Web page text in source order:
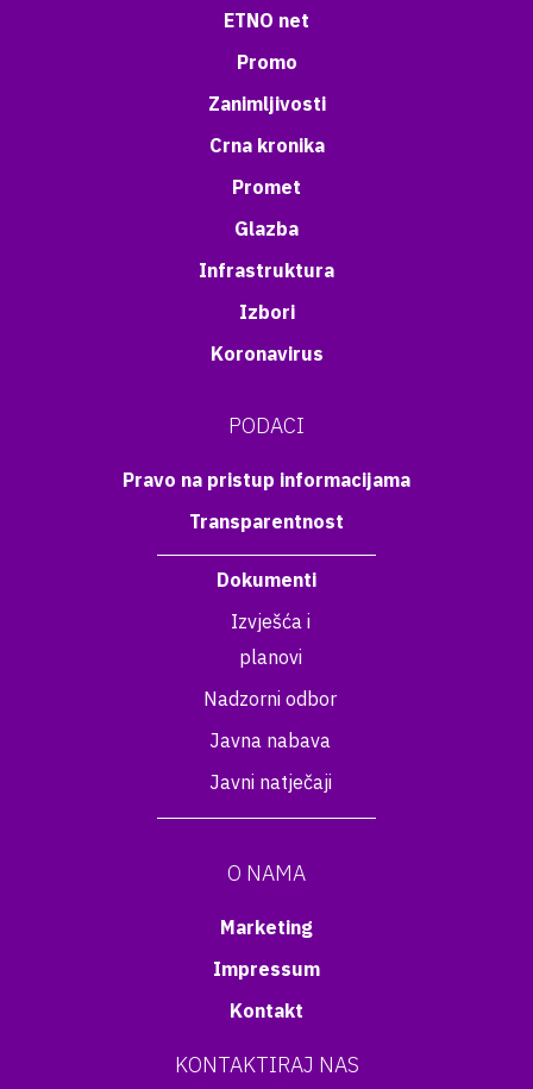
ETNO net
Promo
Zanimljivosti
Crna kronika
Promet
Glazba
Infrastruktura
Izbori
Koronavirus
PODACI
Pravo na pristup informacijama
Transparentnost
Dokumenti
Izvješća i
planovi
Nadzorni odbor
Javna nabava
Javni natječaji
O NAMA
Marketing
Impressum
Kontakt
KONTAKTIRAJ NAS